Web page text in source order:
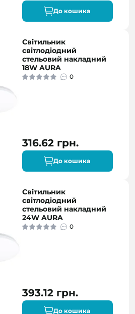
До кошика
Світильник
світлодіодний
стельовий накладний
18W AURA
0
316.62 грн.
До кошика
Світильник
світлодіодний
стельовий накладний
24W AURA
0
393.12 грн.
До кошика